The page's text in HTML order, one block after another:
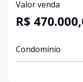
Valor venda
R$
Condomínio